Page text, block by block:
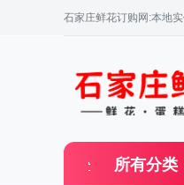
石家庄鲜花订购网:本地
所有分类